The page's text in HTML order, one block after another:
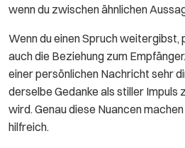
wenn du zwischen ähnlichen
Wenn du einen Spruch weitergibst,
auch die Beziehung zum
einer persönlichen Nachricht sehr
derselbe Gedanke als stiller Impuls
wird. Genau diese Nuancen
hilfreich.